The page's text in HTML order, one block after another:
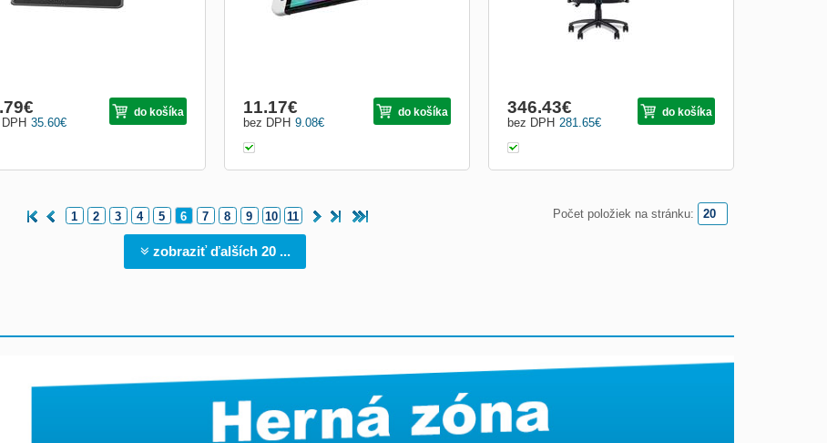
35.60€
€ do košíka
9.08€
bez DPH
11.17€ do košíka
281.65€
bez DPH
346.43€ do košíka
Počet položiek na stránku:
1 2 3 4 5 6 7 8 9 10 11
zobraziť ďalších 20 ...